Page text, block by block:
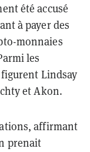
été accusé
à payer des
monnaies
les
Lindsay
et Akon.
affirmant
prenait